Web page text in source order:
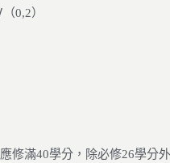
0,2）
修滿40學分，除必修26學分